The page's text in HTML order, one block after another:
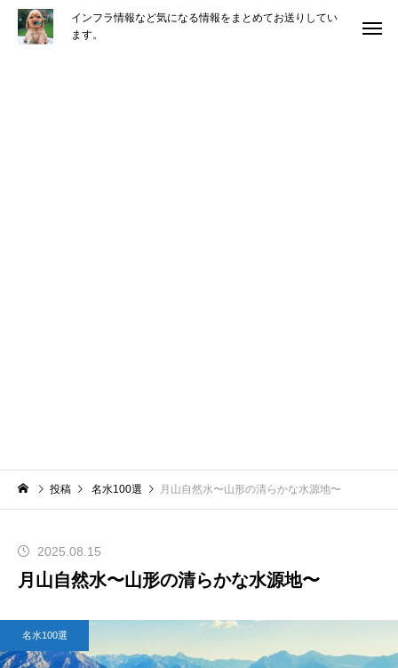
インフラ情報など気になる情報をまとめてお送りしてい
ます。
投稿 名水100選 月山自然水〜山形の清らかな水源地〜
2025.08.15
月山自然水〜山形の清らかな水源地〜
名水100選